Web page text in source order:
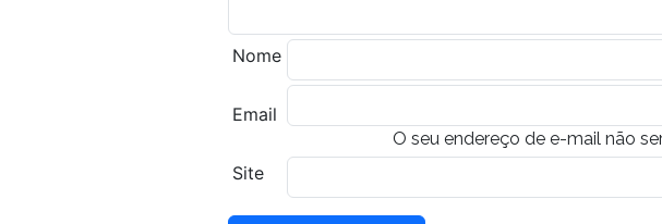
Nome
Email
O seu endereço de e-mail não
Site